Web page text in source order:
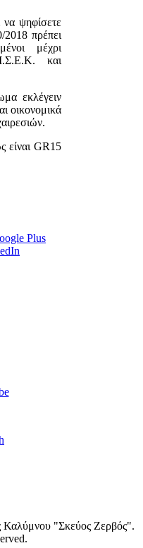
ψηφίσετε
2018 πρέπει
μέχρι
και
εκλέγειν
οικονομικά
είναι GR15
Καλύμνου "Σκεύος Ζερβός".